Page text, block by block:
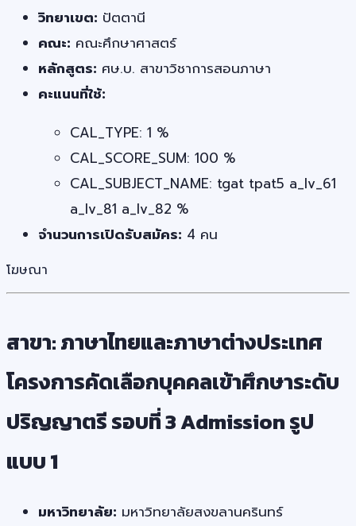
วิทยาเขต: ปัตตานี
คณะ: คณะศึกษาศาสตร์
หลักสูตร: ศษ.บ. สาขาวิชาการสอนภาษา
คะแนนที่ใช้:
CAL_TYPE: 1 %
CAL_SCORE_SUM: 100 %
CAL_SUBJECT_NAME: tgat tpat5 a_lv_61
a_lv_81 a_lv_82 %
จำนวนการเปิดรับสมัคร: 4 คน
โฆษณา
สาขา: ภาษาไทยและภาษาต่างประเทศ
โครงการคัดเลือกบุคคลเข้าศึกษาระดับ
ปริญญาตรี รอบที่ 3 Admission รูป
แบบ 1
มหาวิทยาลัย: มหาวิทยาลัยสงขลานครินทร์